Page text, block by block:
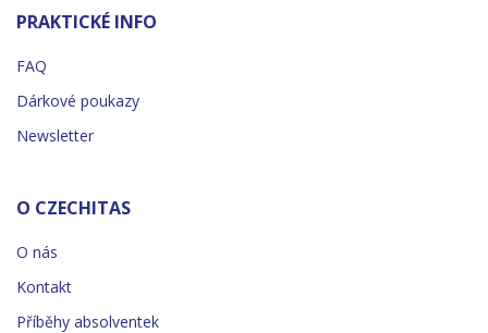
PRAKTICKÉ INFO
FAQ
Dárkové poukazy
Newsletter
O CZECHITAS
O nás
Kontakt
Příběhy absolventek